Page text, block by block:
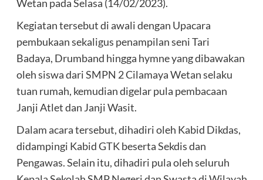
Wetan pada Selasa (14/02/2023).
Kegiatan tersebut di awali dengan Upacara
pembukaan sekaligus penampilan seni Tari
Badaya, Drumband hingga hymne yang dibawakan
oleh siswa dari SMPN 2 Cilamaya Wetan selaku
tuan rumah, kemudian digelar pula pembacaan
Janji Atlet dan Janji Wasit.
Dalam acara tersebut, dihadiri oleh Kabid Dikdas,
didampingi Kabid GTK beserta Sekdis dan
Pengawas. Selain itu, dihadiri pula oleh seluruh